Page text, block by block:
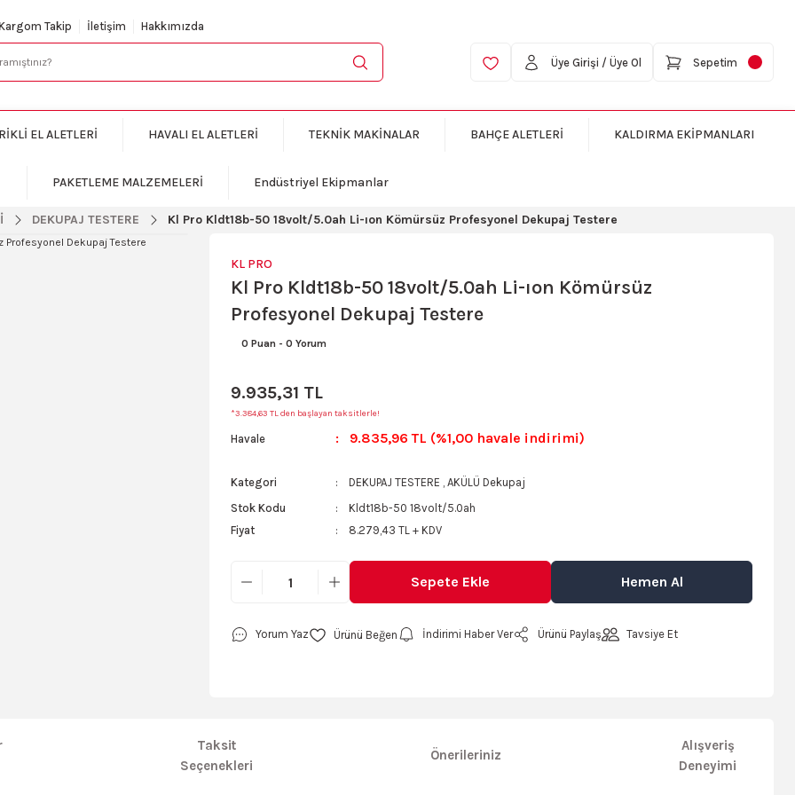
Takip İletişim Hakkımızda
Üye Girişi / Üye Ol Sepetim
EL ALETLERİ HAVALI EL ALETLERİ TEKNİK MAKİNALAR BAHÇE ALETLERİ KALDIRMA EKİPMANLARI
PAKETLEME MALZEMELERİ Endüstriyel Ekipmanlar
DEKUPAJ TESTERE Kl Pro Kldt18b-50 18volt/5.0ah Li-ıon Kömürsüz Profesyonel Dekupaj Testere
KL PRO
Kl Pro Kldt18b-50 18volt/5.0ah Li-ıon Kömürsüz
Profesyonel Dekupaj Testere
0 Puan - 0 Yorum
9.935,31 TL
*3.384,63 TL den başlayan taksitlerle!
Havale 9.835,96 TL (%1,00 havale indirimi)
Kategori DEKUPAJ TESTERE , AKÜLÜ Dekupaj
Stok Kodu
Kldt18b-50 18volt/5.0ah
Fiyat
8.279,43 TL + KDV
Sepete Ekle Hemen Al
Yorum Yaz İndirimi Haber Ver Ürünü Paylaş Tavsiye Et
Taksit
Seçenekleri
Önerileriniz
Alışveriş
Deneyimi